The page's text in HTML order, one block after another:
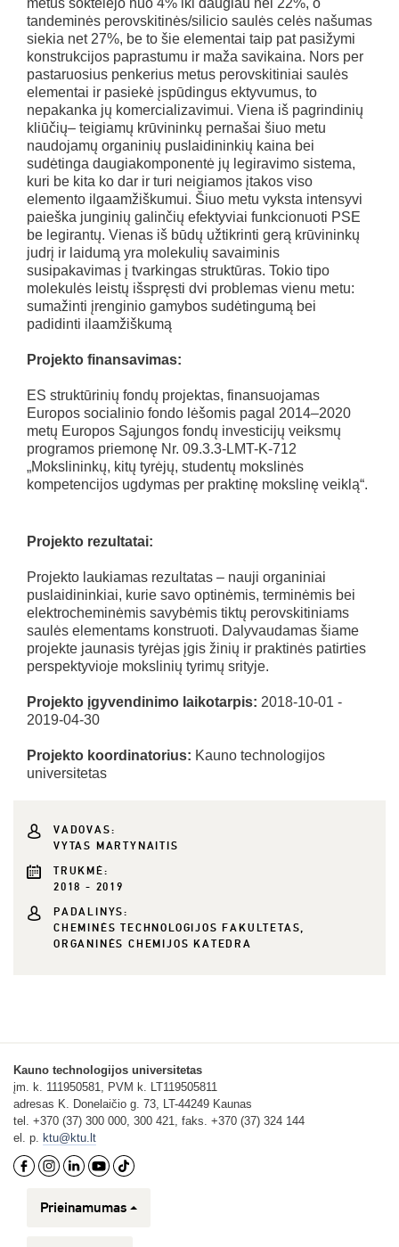
metus šoktelėjo nuo 4% iki daugiau nei 22%, o
tandeminės perovskitinės/silicio saulės celės našumas
siekia net 27%, be to šie elementai taip pat pasižymi
konstrukcijos paprastumu ir maža savikaina. Nors per
pastaruosius penkerius metus perovskitiniai saulės
elementai ir pasiekė įspūdingus ektyvumus, to
nepakanka jų komercializavimui. Viena iš pagrindinių
kliūčių– teigiamų krūvininkų pernašai šiuo metu
naudojamų organinių puslaidininkių kaina bei
sudėtinga daugiakomponentė jų legiravimo sistema,
kuri be kita ko dar ir turi neigiamos įtakos viso
elemento ilgaamžiškumui. Šiuo metu vyksta intensyvi
paieška junginių galinčių efektyviai funkcionuoti PSE
be legirantų. Vienas iš būdų užtikrinti gerą krūvininkų
judrį ir laidumą yra molekulių savaiminis
susipakavimas į tvarkingas struktūras. Tokio tipo
molekulės leistų išspręsti dvi problemas vienu metu:
sumažinti įrenginio gamybos sudėtingumą bei
padidinti ilaamžiškumą
Projekto finansavimas:
ES struktūrinių fondų projektas, finansuojamas
Europos socialinio fondo lėšomis pagal 2014–2020
metų Europos Sąjungos fondų investicijų veiksmų
programos priemonę Nr. 09.3.3-LMT-K-712
„Mokslininkų, kitų tyrėjų, studentų mokslinės
kompetencijos ugdymas per praktinę mokslinę veiklą“.
Projekto rezultatai:
Projekto laukiamas rezultatas – nauji organiniai
puslaidininkiai, kurie savo optinėmis, terminėmis bei
elektrocheminėmis savybėmis tiktų perovskitiniams
saulės elementams konstruoti. Dalyvaudamas šiame
projekte jaunasis tyrėjas įgis žinių ir praktinės patirties
perspektyvioje mokslinių tyrimų srityje.
Projekto įgyvendinimo laikotarpis: 2018-10-01 -
2019-04-30
Projekto koordinatorius: Kauno technologijos
universitetas
VADOVAS:
VYTAS MARTYNAITIS
TRUKMĖ:
2018 - 2019
PADALINYS:
CHEMINĖS TECHNOLOGIJOS FAKULTETAS,
ORGANINĖS CHEMIJOS KATEDRA
Kauno technologijos universitetas
įm. k. 111950581, PVM k. LT119505811
adresas K. Donelaičio g. 73, LT-44249 Kaunas
tel. +370 (37) 300 000, 300 421, faks. +370 (37) 324 144
el. p. ktu@ktu.lt
Prieinamumas